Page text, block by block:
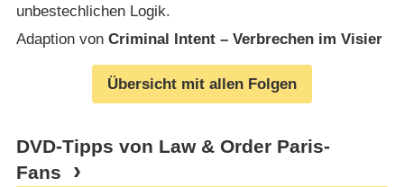
unbestechlichen Logik.
Adaption von Criminal Intent – Verbrechen im Visier
Übersicht mit allen Folgen
DVD-Tipps von Law & Order Paris-
Fans